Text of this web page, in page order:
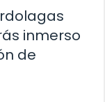
inmerso
de